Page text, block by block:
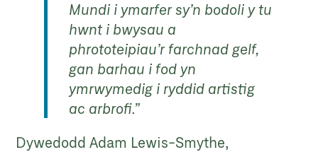
Mundi i ymarfer sy’n bodoli y tu
hwnt i bwysau a
phrototeipiau’r farchnad gelf,
gan barhau i fod yn
ymrwymedig i ryddid artistig
ac arbrofi.”
Dywedodd Adam Lewis-Smythe,